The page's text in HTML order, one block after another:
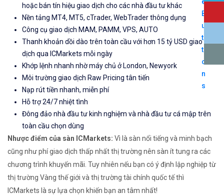
hoặc bán tín hiệu giao dịch cho các nhà đầu tư khác
Nền tảng MT4, MT5, cTrader, WebTrader thông dụng
Công cụ giao dịch MAM, PAMM, VPS, AUTO
Thanh khoản dồi dào trên toàn cầu với hơn 15 tỷ USD giao
dịch qua ICMarkets mỗi ngày
Khớp lệnh nhanh nhờ máy chủ ở London, Newyork
Môi trường giao dịch Raw Pricing tân tiến
Nạp rút tiền nhanh, miễn phí
Hỗ trợ 24/7 nhiệt tình
Đông đảo nhà đầu tư kinh nghiệm và nhà đầu tư cá mập trên
toàn cầu chọn dùng
Nhược điểm của sàn ICMarkets: Vì là sàn nổi tiếng và minh bạch
cũng như phí giao dịch thấp nhất thị trường nên sàn ít tung ra các
chương trình khuyến mãi. Tuy nhiên nếu bạn có ý định lập nghiệp từ
thị trường Vàng thế giới và thị trường tài chính quốc tế thì
ICMarkets là sự lựa chọn khiến bạn an tâm nhất!